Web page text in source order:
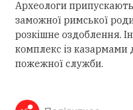
Археологи
заможної римської
розкішне оздоблення.
комплекс із казармами
пожежної служби.